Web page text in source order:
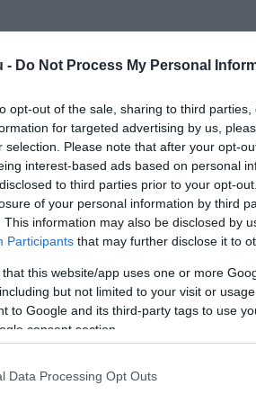
- Do Not Process My Personal
opt-out of the sale, sharing to third
for targeted advertising by us,
selection. Please note that after your opt-
interest-based ads based on personal
to third parties prior to your opt-
of your personal information by third
This information may also be disclosed by
Participants that may further disclose it to
that this website/app uses one or more
but not limited to your visit or
to Google and its third-party tags to use
consent section.
Data Processing Opt Outs
Már tegnap este
alá süllyedt. A járművek
miatt letiltották
a motorvonatok
egyes esetekben 70